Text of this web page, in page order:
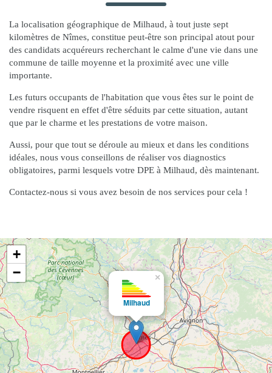
La localisation géographique de Milhaud, à tout juste sept
kilomètres de Nîmes, constitue peut-être son principal atout pour
des candidats acquéreurs recherchant le calme d'une vie dans une
commune de taille moyenne et la proximité avec une ville
importante.
Les futurs occupants de l'habitation que vous êtes sur le point de
vendre risquent en effet d'être séduits par cette situation, autant
que par le charme et les prestations de votre maison.
Aussi, pour que tout se déroule au mieux et dans les conditions
idéales, nous vous conseillons de réaliser vos diagnostics
obligatoires, parmi lesquels votre DPE à Milhaud, dès maintenant.
Contactez-nous si vous avez besoin de nos services pour cela !
Milhaud
×
+
−